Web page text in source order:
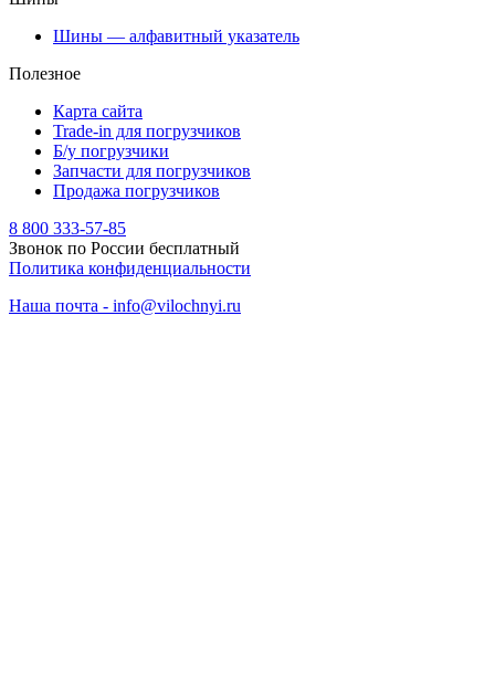
Шины — алфавитный указатель
Полезное
Карта сайта
Trade-in для погрузчиков
Б/у погрузчики
Запчасти для погрузчиков
Продажа погрузчиков
8 800 333-57-85
Звонок по России бесплатный
Политика конфиденциальности
Наша почта - info@vilochnyi.ru